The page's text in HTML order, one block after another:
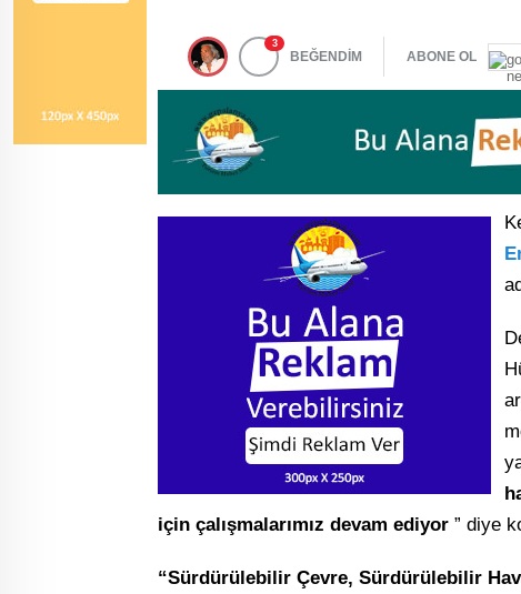
3
BEĞENDİM ABONE OL
için çalışmalarımız devam ediyor ” diye
“Sürdürülebilir Çevre, Sürdürülebilir